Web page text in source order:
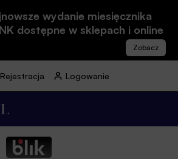
wydanie miesięcznika
dostępne w sklepach i online
Rejestracja Logowanie